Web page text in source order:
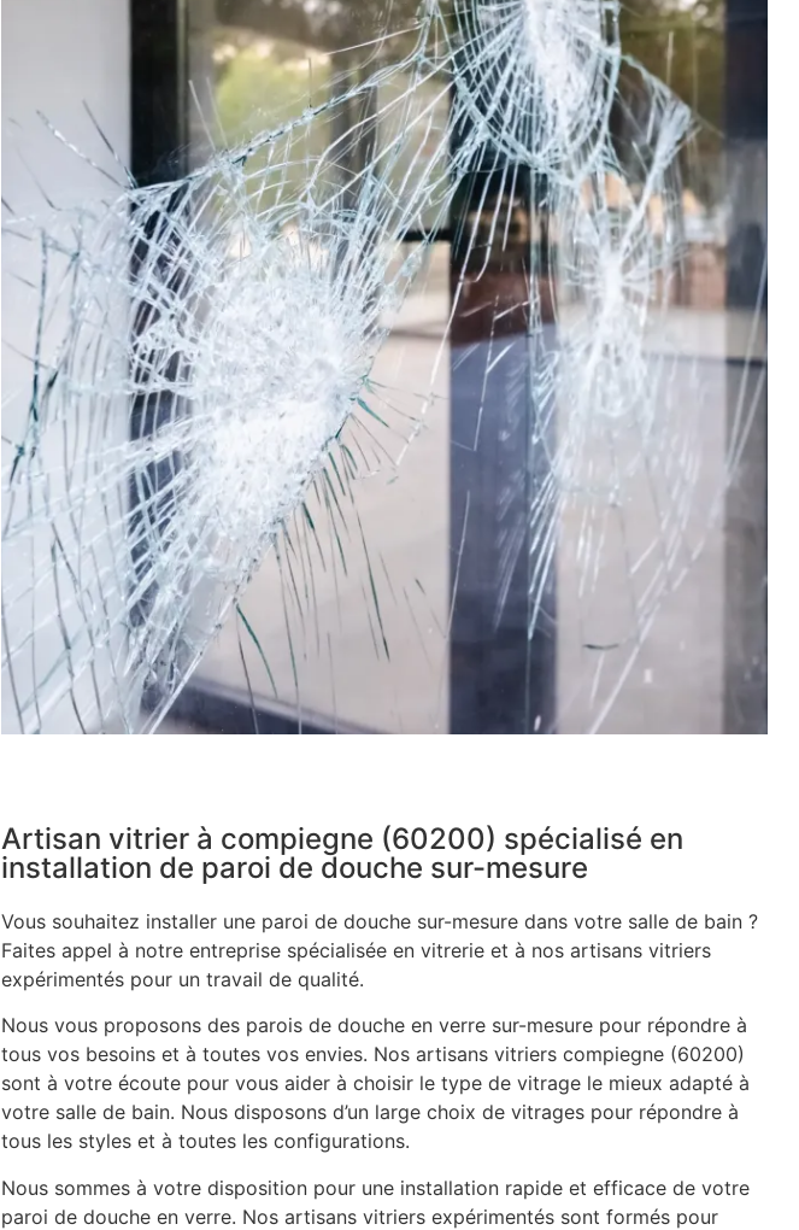
Artisan vitrier à compiegne (60200) spécialisé en
installation de paroi de douche sur-mesure
Vous souhaitez installer une paroi de douche sur-mesure dans votre salle de bain ?
Faites appel à notre entreprise spécialisée en vitrerie et à nos artisans vitriers
expérimentés pour un travail de qualité.
Nous vous proposons des parois de douche en verre sur-mesure pour répondre à
tous vos besoins et à toutes vos envies. Nos artisans vitriers compiegne (60200)
sont à votre écoute pour vous aider à choisir le type de vitrage le mieux adapté à
votre salle de bain. Nous disposons d’un large choix de vitrages pour répondre à
tous les styles et à toutes les configurations.
Nous sommes à votre disposition pour une installation rapide et efficace de votre
paroi de douche en verre. Nos artisans vitriers expérimentés sont formés pour